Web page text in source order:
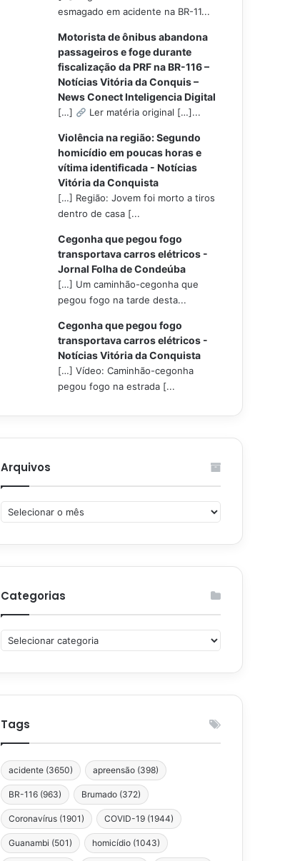
esmagado em acidente na BR-11...
Motorista de ônibus abandona
passageiros e foge durante
fiscalização da PRF na BR-116 –
Notícias Vitória da Conquis –
News Conect Inteligencia Digital
[…] Ler matéria original […]...
Violência na região: Segundo
homicídio em poucas horas e
vítima identificada - Notícias
Vitória da Conquista
[…] Região: Jovem foi morto a tiros
dentro de casa [...
Cegonha que pegou fogo
transportava carros elétricos -
Jornal Folha de Condeúba
[…] Um caminhão-cegonha que
pegou fogo na tarde desta...
Cegonha que pegou fogo
transportava carros elétricos -
Notícias Vitória da Conquista
[…] Vídeo: Caminhão-cegonha
pegou fogo na estrada [...
Arquivos
Arquivos
Categorias
Categorias
Tags
acidente (3650) apreensão (398)
BR-116 (963) Brumado (372)
Coronavírus (1901) COVID-19 (1944)
Guanambi (501) homicídio (1043)